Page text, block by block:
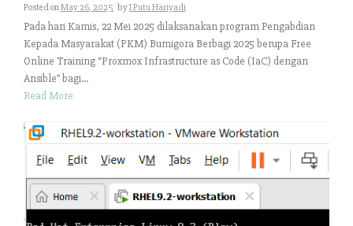
Posted onMay 26, 2025 byI Putu Hariyadi
Pada hari Kamis, 22 Mei 2025 dilaksanakan program Pengabdian
Kepada Masyarakat (PKM) Bumigora Berbagi 2025 berupa Free
Online Training “Proxmox Infrastructure as Code (IaC) dengan
Ansible” bagi...
Read More